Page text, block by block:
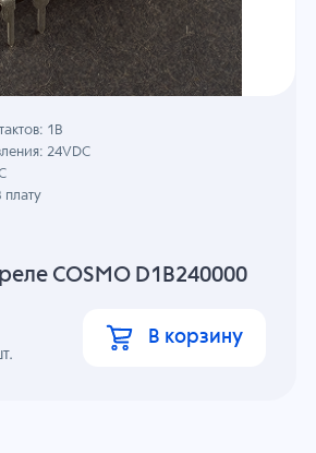
COSMO D1B240000
1B
24VDC
В корзину